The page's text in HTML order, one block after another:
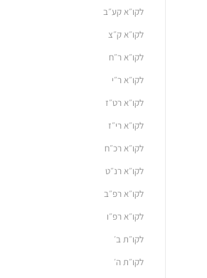
לקו״א קע״ב
לקו״א ק״צ
לקו״א ר״ח
לקו״א ר״י
לקו״א רט״ז
לקו״א רי״ז
לקו״א רכ״ח
לקו״א רנ״ט
לקו״א רפ״ב
לקו״א רפ״ו
לקו״ת ב׳
לקו״ת ה׳